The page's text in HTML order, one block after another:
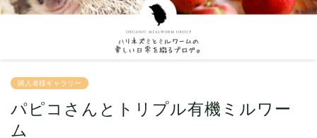
購入者様ギャラリー
パピコさんとトリプル有機ミルワー
ム